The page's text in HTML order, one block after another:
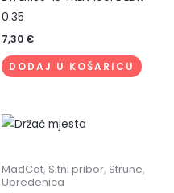
0.35
7,30 €
DODAJ U KOŠARICU
MadCat, Sitni pribor, Strune,
Upredenica
do
Ovaj
ima
više